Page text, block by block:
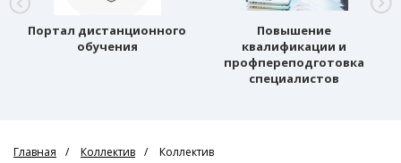
Портал дистанционного
обучения
Повышение
квалификации и
профпереподготовка
специалистов
Главная Коллектив Коллектив